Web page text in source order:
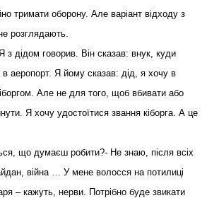
тримати оборону. Але варіант відходу з
розглядають.
з дідом говорив. Він сказав: внук, куди
в аеропорт. Я йому сказав: дід, я хочу в
Але не для того, щоб вбивати або
Я хочу удостоїтися звання кіборга. А це
що думаєш робити?- Не знаю, після всіх
війна … У мене волосся на потилиці
– кажуть, нерви. Потрібно буде звикати